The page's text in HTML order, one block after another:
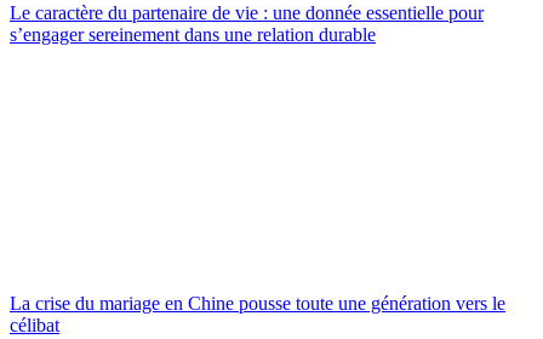
Le caractère du partenaire de vie : une donnée essentielle pour
s’engager sereinement dans une relation durable
La crise du mariage en Chine pousse toute une génération vers le
célibat